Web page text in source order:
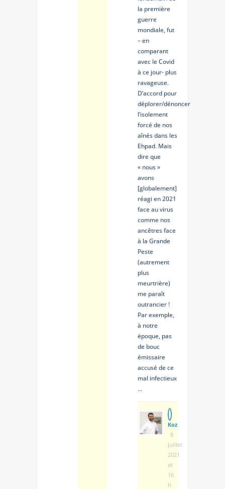
la première
guerre
mondiale, fut
– en
comparant
avec le Covid
à ce jour- plus
ravageuse.
D’accord pour
déplorer/dénoncer
l’isolement
forcé de nos
aînés dans les
Ehpad. Mais
dire que
« nous »
avons
[globalement]
réagi en 2021
face au virus
comme nos
ancêtres face
à la Grande
Peste
(autrement
plus
meurtrière)
me paraît
outrancier !
Par exemple,
à notre
époque, pas
de bouc
émissaire
accusé de ce
mal infectieux
…
Koz
8
juillet
2021
at
16
h